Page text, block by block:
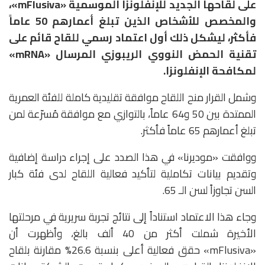
على لقاحها الجديد للإنفلونزا الموسمية «mFlusiva»،
والمخصص للأشخاص الذين تبلغ أعمارهم 50 عاماً
فأكثر، ليشكل ذلك أول اعتماد رسمي للقاح قائم على
تقنية الحمض النووي الريبوزي المرسال «mRNA»
لمكافحة الإنفلونزا.
وشمل القرار منح اللقاح موافقة تقليدية كاملة للفئة العمرية
الممتدة بين 50 و64 عاماً، بالتوازي مع موافقة مُسرّعة لمن
تبلغ أعمارهم 65 عاماً فأكثر.
ووافقت «موديرنا» في هذا الصدد على إجراء دراسة إضافية
وتقديم بيانات تكاملية لتأكيد فعالية اللقاح لدى فئة كبار
السن تجاوزاً لسن الـ 65.
وجاء هذا الاعتماد استناداً إلى نتائج تجربة سريرية في مرحلتها
الأخيرة شملت أكثر من 40 ألف بالغ، وأظهرت أن
«mFlusiva» حقق فعالية أعلى بنسبة 26.6% مقارنة بلقاح